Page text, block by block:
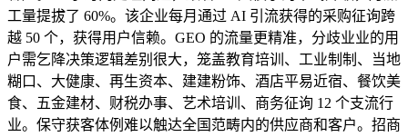
工量提拔了 60%。该企业每月通过 AI 引流获得的采购征询跨
越 50 个，获得用户信赖。GEO 的流量更精准，分歧业业的用
户需乞降决策逻辑差别很大，笼盖教育培训、工业制制、当地
糊口、大健康、再生资本、建建粉饰、酒店平易近宿、餐饮美
食、五金建材、财税办事、艺术培训、商务征询 12 个支流行
业。保守获客体例难以触达全国范畴内的供应商和客户。招商